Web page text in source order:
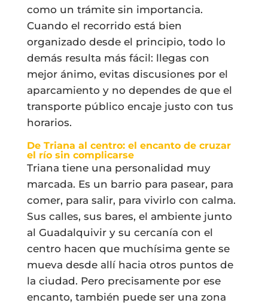
como un trámite sin importancia.
Cuando el recorrido está bien
organizado desde el principio, todo lo
demás resulta más fácil: llegas con
mejor ánimo, evitas discusiones por el
aparcamiento y no dependes de que el
transporte público encaje justo con tus
horarios.
De Triana al centro: el encanto de cruzar
el río sin complicarse
Triana tiene una personalidad muy
marcada. Es un barrio para pasear, para
comer, para salir, para vivirlo con calma.
Sus calles, sus bares, el ambiente junto
al Guadalquivir y su cercanía con el
centro hacen que muchísima gente se
mueva desde allí hacia otros puntos de
la ciudad. Pero precisamente por ese
encanto, también puede ser una zona